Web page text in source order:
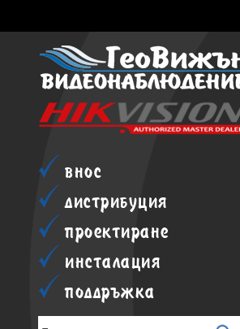
внос
дистрибуция
проектиране
инсталация
поддръжка